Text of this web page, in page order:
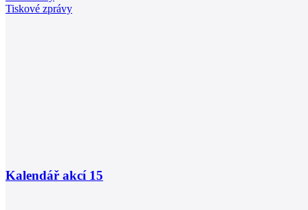
Tiskové zprávy
Kalendář akcí 15